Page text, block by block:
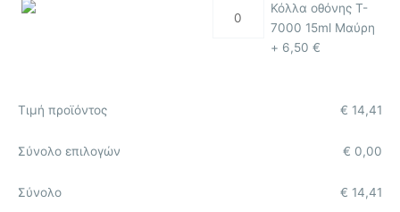
Κόλλα οθόνης T-
7000 15ml Μαύρη
+ 6,50 €
Τιμή προϊόντος 14,41
€
Σύνολο επιλογών 0,00
€
Σύνολο 14,41
€